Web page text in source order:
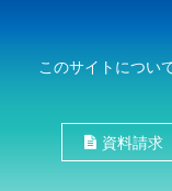
このサイトについ
資料請求